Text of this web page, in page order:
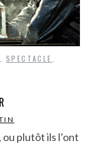
SPECTACLE
ou plutôt ils l’ont